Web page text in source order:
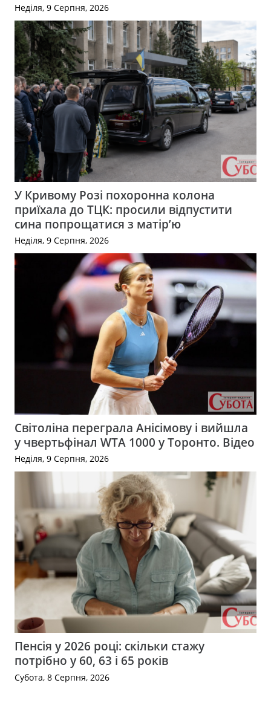
Неділя, 9 Серпня, 2026
У Кривому Розі похоронна колона
приїхала до ТЦК: просили відпустити
сина попрощатися з матір’ю
Неділя, 9 Серпня, 2026
Світоліна переграла Анісімову і вийшла
у чвертьфінал WTA 1000 у Торонто. Відео
Неділя, 9 Серпня, 2026
Пенсія у 2026 році: скільки стажу
потрібно у 60, 63 і 65 років
Субота, 8 Серпня, 2026